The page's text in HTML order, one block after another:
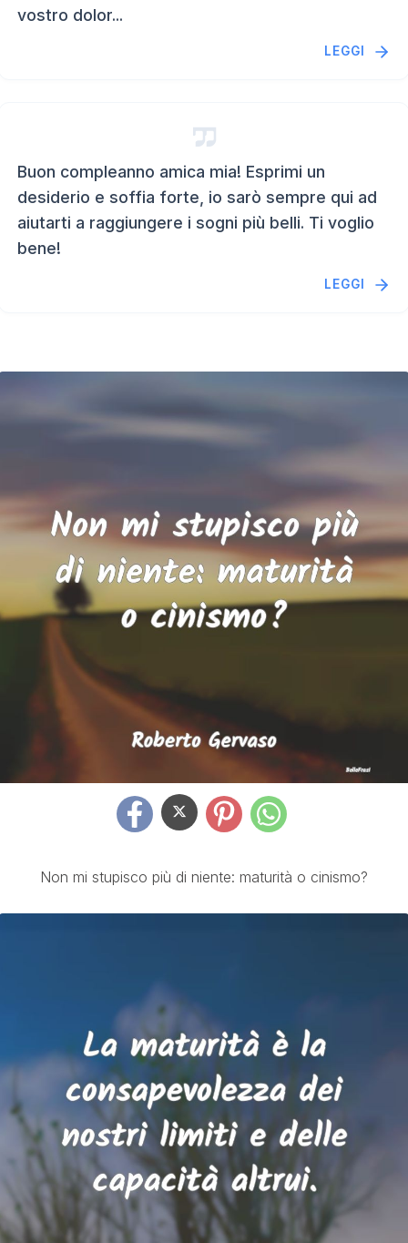
vostro dolor...
LEGGI
Buon compleanno amica mia! Esprimi un
desiderio e soffia forte, io sarò sempre qui ad
aiutarti a raggiungere i sogni più belli. Ti voglio
bene!
LEGGI
Non mi stupisco più di niente: maturità o cinismo?